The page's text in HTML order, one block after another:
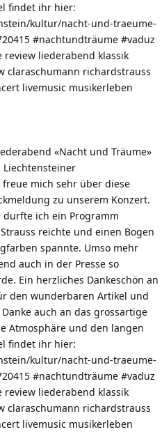
«Nacht und Träume»
Liechtensteiner
mich sehr über diese
zu unserem Konzert.
durfte ich ein Programm
reichte und einen Bogen
spannte. Umso mehr
auch in der Presse so
Ein herzliches Dankeschön an
den wunderbaren Artikel und
auch an das grossartige
Atmosphäre und den langen
findet ihr hier:
kultur/nacht-und-traeume-
#nachtundträume #vaduz
liederabend klassik
claraschumann richardstrauss
livemusic musikerleben